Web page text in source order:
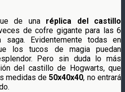
de una réplica del castillo
de cofre gigante para las 6
Evidentemente todas en
los tucos de magia puedan
Pero sin duda lo más
del castillo de Hogwarts, que
medidas de50x40x40, no entrará